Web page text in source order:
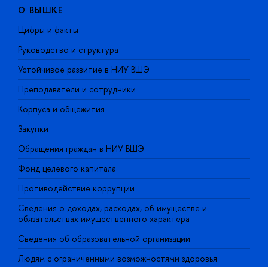
О ВЫШКЕ
Цифры и факты
Руководство и структура
Устойчивое развитие в НИУ ВШЭ
Преподаватели и сотрудники
Корпуса и общежития
Закупки
Обращения граждан в НИУ ВШЭ
Фонд целевого капитала
Противодействие коррупции
Сведения о доходах, расходах, об имуществе и
обязательствах имущественного характера
Сведения об образовательной организации
Людям с ограниченными возможностями здоровья